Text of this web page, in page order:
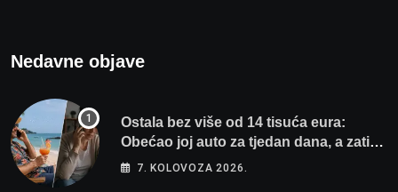
Nedavne objave
Ostala bez više od 14 tisuća eura:
Obećao joj auto za tjedan dana, a zatim
izmišljao opravdanja
7. KOLOVOZA 2026.